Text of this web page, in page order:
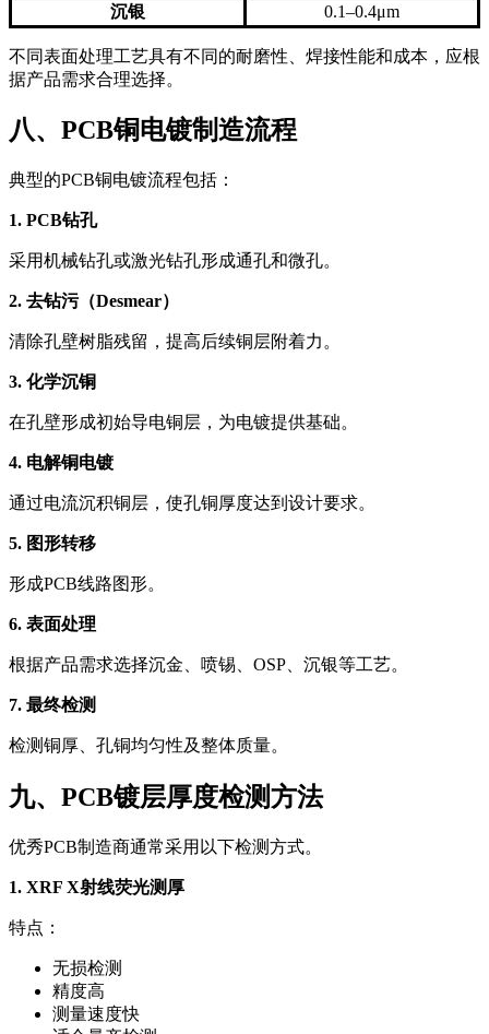
沉银
0.1–0.4μm
不同表面处理工艺具有不同的耐磨性、焊接性能和成本，应根
据产品需求合理选择。
八、PCB铜电镀制造流程
典型的PCB铜电镀流程包括：
1. PCB钻孔
采用机械钻孔或激光钻孔形成通孔和微孔。
2. 去钻污（Desmear）
清除孔壁树脂残留，提高后续铜层附着力。
3. 化学沉铜
在孔壁形成初始导电铜层，为电镀提供基础。
4. 电解铜电镀
通过电流沉积铜层，使孔铜厚度达到设计要求。
5. 图形转移
形成PCB线路图形。
6. 表面处理
根据产品需求选择沉金、喷锡、OSP、沉银等工艺。
7. 最终检测
检测铜厚、孔铜均匀性及整体质量。
九、PCB镀层厚度检测方法
优秀PCB制造商通常采用以下检测方式。
1. XRF X射线荧光测厚
特点：
无损检测
精度高
测量速度快